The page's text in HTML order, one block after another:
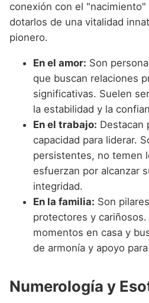
conexión con el
dotarlos de una vitalidad
pionero.
En el amor: Son
que buscan relaciones
significativas. Suelen
la estabilidad y la
En el trabajo: Destacan
capacidad para liderar.
persistentes, no temen
esfuerzan por alcanzar
integridad.
En la familia: Son
protectores y
momentos en casa y
de armonía y apoyo
Numerología y